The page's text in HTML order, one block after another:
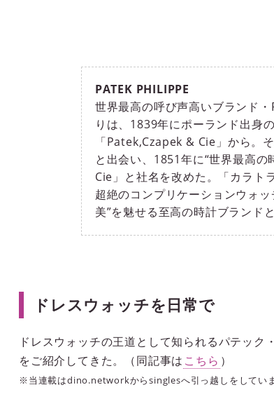
PATEK PHILIPPE
世界最高の呼び声高いブランド
りは、1839年にポーランド出身
「Patek,Czapek & Cie」から。
と出会い、1851年に“世界最高
Cie」と社名を改めた。「カラト
超絶のコンプリケーションウォ
美”を魅せる至高の時計ブランド
ドレスウォッチを日常で
ドレスウォッチの王道として知られるパテッ
をご紹介してきた。（同記事は こちら ）
※当連載はdino.networkからsinglesへ引っ越しをしてい